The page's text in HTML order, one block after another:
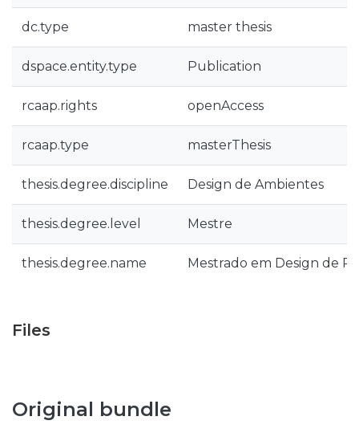
dc.type master thesis
dspace.entity.type Publication
rcaap.rights openAccess
rcaap.type masterThesis
thesis.degree.discipline Design de Ambientes
thesis.degree.level Mestre
thesis.degree.name Mestrado em Design de
Files
Original bundle